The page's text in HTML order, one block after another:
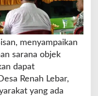
menyampaikan
sarana objek
dapat
Renah Lebar,
yang ada